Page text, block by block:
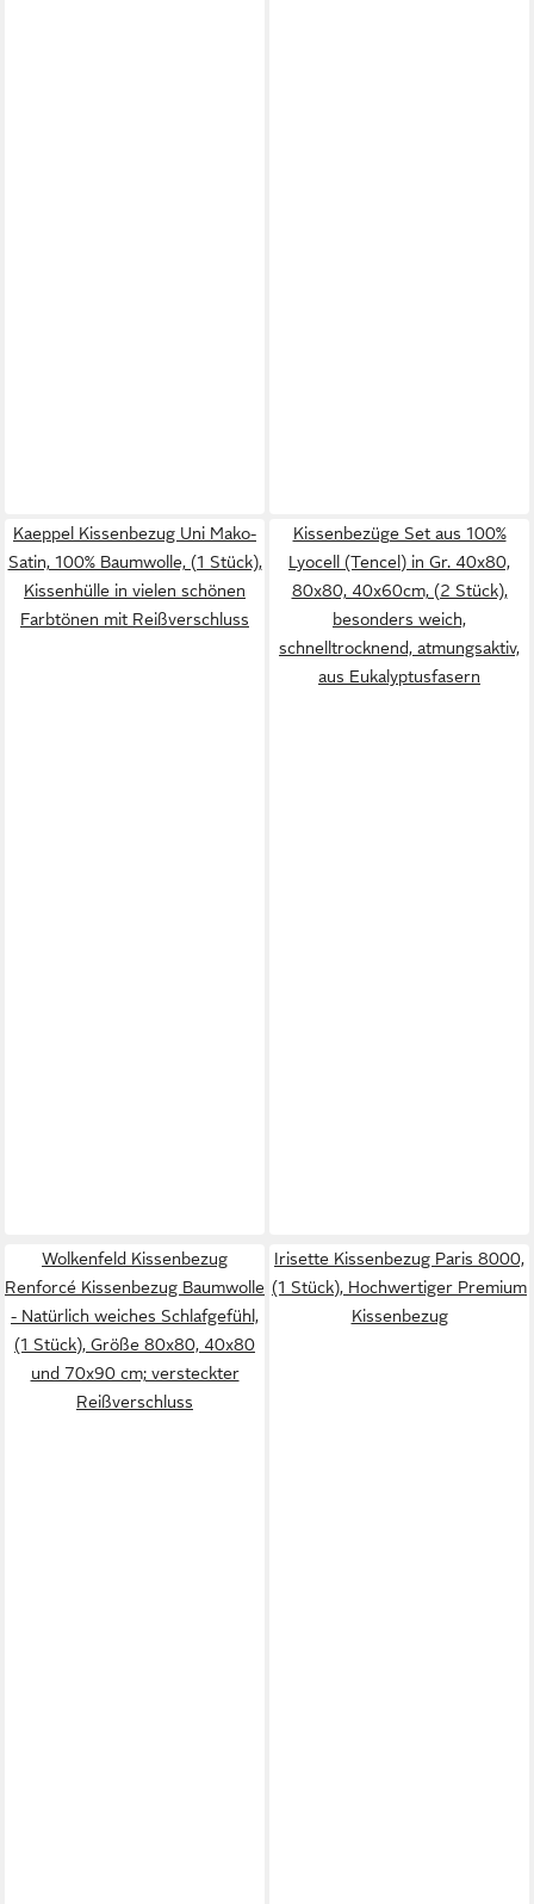
Kaeppel Kissenbezug Uni Mako-
Satin, 100% Baumwolle, (1 Stück),
Kissenhülle in vielen schönen
Farbtönen mit Reißverschluss
Kissenbezüge Set aus 100%
Lyocell (Tencel) in Gr. 40x80,
80x80, 40x60cm, (2 Stück),
besonders weich,
schnelltrocknend, atmungsaktiv,
aus Eukalyptusfasern
Wolkenfeld Kissenbezug
Renforcé Kissenbezug Baumwolle
- Natürlich weiches Schlafgefühl,
(1 Stück), Größe 80x80, 40x80
und 70x90 cm; versteckter
Reißverschluss
Irisette Kissenbezug Paris 8000,
(1 Stück), Hochwertiger Premium
Kissenbezug